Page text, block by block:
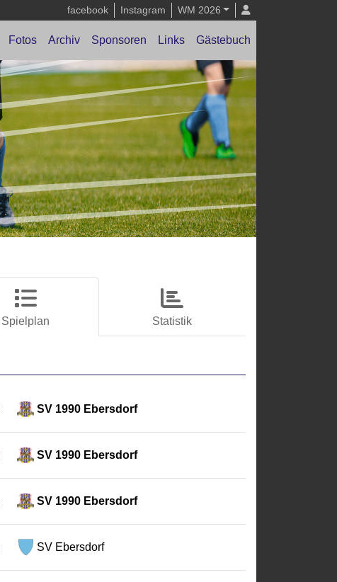
facebook Instagram WM 2026
Fotos Archiv Sponsoren Links Gästebuch
Spielplan Statistik
SV 1990 Ebersdorf
SV 1990 Ebersdorf
SV 1990 Ebersdorf
SV Ebersdorf